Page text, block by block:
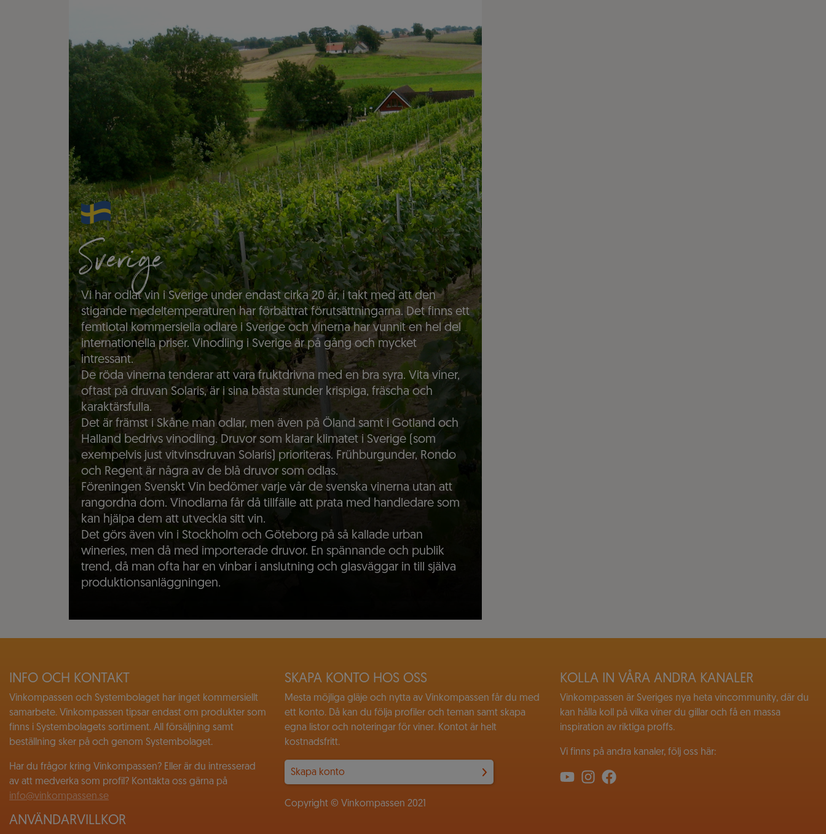
Sverige
Vi har odlat vin i Sverige under endast cirka 20 år, i takt med att den
stigande medeltemperaturen har förbättrat förutsättningarna. Det finns ett
femtiotal kommersiella odlare i Sverige och vinerna har vunnit en hel del
internationella priser. Vinodling i Sverige är på gång och mycket
intressant.
De röda vinerna tenderar att vara fruktdrivna med en bra syra. Vita viner,
oftast på druvan Solaris, är i sina bästa stunder krispiga, fräscha och
karaktärsfulla.
Det är främst i Skåne man odlar, men även på Öland samt i Gotland och
Halland bedrivs vinodling. Druvor som klarar klimatet i Sverige (som
exempelvis just vitvinsdruvan Solaris) prioriteras. Frühburgunder, Rondo
och Regent är några av de blå druvor som odlas.
Föreningen Svenskt Vin bedömer varje vår de svenska vinerna utan att
rangordna dom. Vinodlarna får då tillfälle att prata med handledare som
kan hjälpa dem att utveckla sitt vin.
Det görs även vin i Stockholm och Göteborg på så kallade urban
wineries, men då med importerade druvor. En spännande och publik
trend, då man ofta har en vinbar i anslutning och glasväggar in till själva
produktionsanläggningen.
INFO OCH KONTAKT
Vinkompassen och Systembolaget har inget kommersiellt
samarbete. Vinkompassen tipsar endast om produkter som
finns i Systembolagets sortiment. All försäljning samt
beställning sker på och genom Systembolaget.
Har du frågor kring Vinkompassen? Eller är du intresserad
av att medverka som profil? Kontakta oss gärna på
info@vinkompassen.se
ANVÄNDARVILLKOR
SKAPA KONTO HOS OSS
Mesta möjliga gläje och nytta av Vinkompassen får du med
ett konto. Då kan du följa profiler och teman samt skapa
egna listor och noteringar för viner. Kontot är helt
kostnadsfritt.
Skapa konto
Copyright © Vinkompassen 2021
KOLLA IN VÅRA ANDRA KANALER
Vinkompassen är Sveriges nya heta vincommunity, där du
kan hålla koll på vilka viner du gillar och få en massa
inspiration av riktiga proffs.
Vi finns på andra kanaler, följ oss här: